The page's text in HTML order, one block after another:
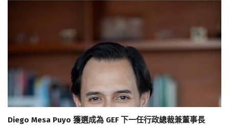
Diego Mesa Puyo 獲選成為 GEF 下一任行政總裁兼董事長